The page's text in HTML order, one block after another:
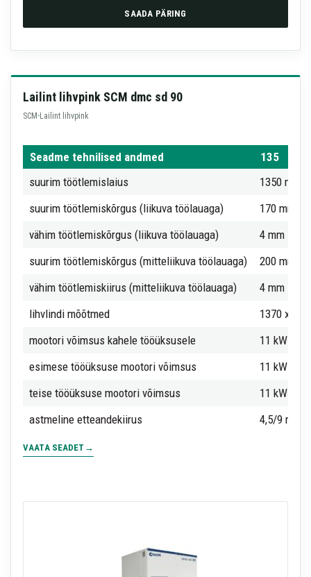
SAADA PÄRING
Lailint lihvpink SCM dmc sd 90
SCM ·Lailint lihvpink
Seadme tehnilised andmed
135
suurim töötlemislaius
1350 mm
suurim töötlemiskõrgus (liikuva töölauaga)
170 mm
vähim töötlemiskõrgus (liikuva töölauaga)
4 mm
suurim töötlemiskõrgus (mitteliikuva töölauaga)
200 mm
vähim töötlemiskiirus (mitteliikuva töölauaga)
4 mm
lihvlindi mõõtmed
1370 x
mootori võimsus kahele tööüksusele
11 kW
esimese tööüksuse mootori võimsus
11 kW
teise tööüksuse mootori võimsus
11 kW
astmeline etteandekiirus
4,5/9 m/
VAATA SEADET